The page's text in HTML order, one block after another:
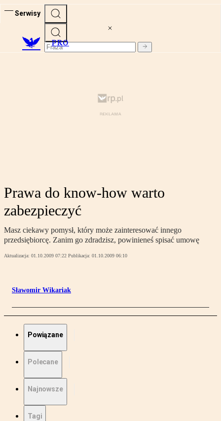
Serwisy
PRO
Prawa do know-how warto
zabezpieczyć
Masz ciekawy pomysł, który może zainteresować innego
przedsiębiorcę. Zanim go zdradzisz, powinieneś spisać umowę
Aktualizacja: 01.10.2009 07:22 Publikacja: 01.10.2009 06:10
Sławomir Wikariak
Powiązane
Polecane
Najnowsze
Tagi